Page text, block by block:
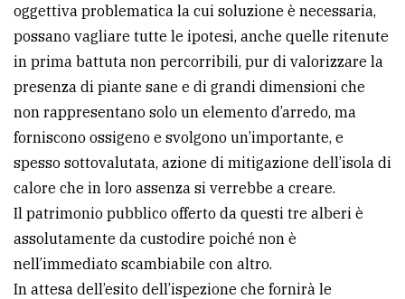
oggettiva problematica la cui soluzione è necessaria,
possano vagliare tutte le ipotesi, anche quelle ritenute
in prima battuta non percorribili, pur di valorizzare la
presenza di piante sane e di grandi dimensioni che
non rappresentano solo un elemento d’arredo, ma
forniscono ossigeno e svolgono un’importante, e
spesso sottovalutata, azione di mitigazione dell’isola di
calore che in loro assenza si verrebbe a creare.
Il patrimonio pubblico offerto da questi tre alberi è
assolutamente da custodire poiché non è
nell’immediato scambiabile con altro.
In attesa dell’esito dell’ispezione che fornirà le